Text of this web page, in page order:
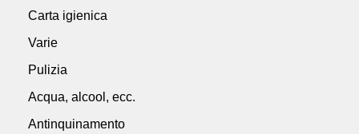
Carta igienica
Varie
Pulizia
Acqua, alcool, ecc.
Antinquinamento